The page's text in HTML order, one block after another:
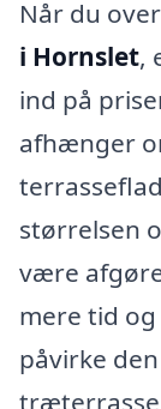
Når du
i Hornslet,
ind på
afhænger
størrelsen
være
mere tid
påvirke